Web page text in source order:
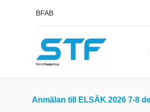
BFAB
Anmälan till ELSÄK 2026 7-8